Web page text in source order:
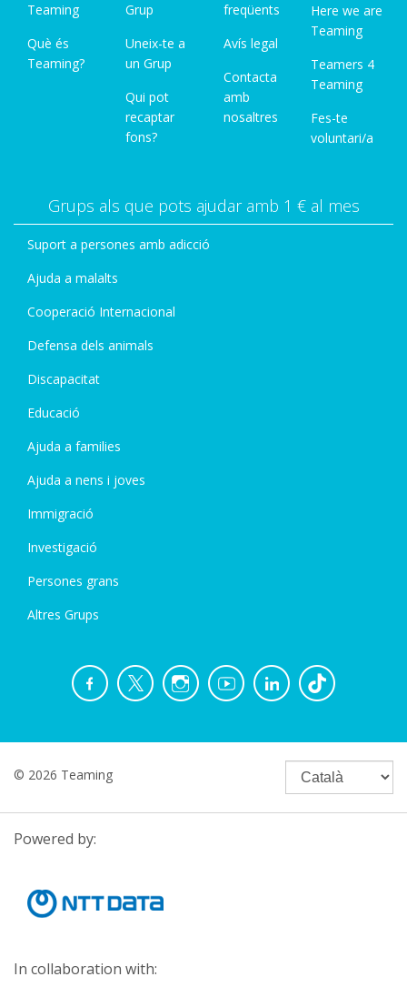
Teaming
Què és
Teaming?
Grup
Uneix-te a
un Grup
Qui pot
recaptar
fons?
freqüents
Avís legal
Contacta
amb
nosaltres
Here we are
Teaming
Teamers 4
Teaming
Fes-te
voluntari/a
Grups als que pots ajudar amb 1 € al mes
Suport a persones amb adicció
Ajuda a malalts
Cooperació Internacional
Defensa dels animals
Discapacitat
Educació
Ajuda a families
Ajuda a nens i joves
Immigració
Investigació
Persones grans
Altres Grups
© 2026 Teaming
Powered by:
In collaboration with: